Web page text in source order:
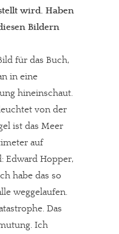
wird. Haben
Bildern
für das Buch,
in eine
hineinschaut.
von der
ist das Meer
auf
Edward Hopper,
habe das so
weggelaufen.
Das
Ich